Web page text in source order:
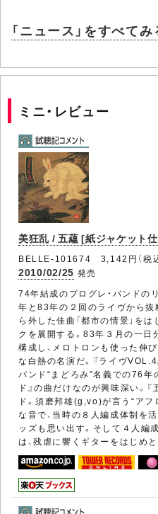
「ニュース」をすべて
ミニ・レビュー
美狂乱 / 五蘊 [紙ジャケット
BELLE-101674 3,142円（税込
2010/02/25 発売
74年結成のプログレ・バンドの
年と83年の２回のライヴから抜
ら外した佳曲「都市の情景」を
クを展開する。83年３月の一日
構成し、メロトロンも使った伸
な白熱の名演だ。『ライヴVOL.4
バンド“まどろみ”名義での76年
ド』の曲だけなのが興味深い。
ド。須磨邦雄(g,vo)が言う“アフ
な音で、当時の８人編成体制を
ッズも思い出す。そして４人編
は、残虐に響くギターをはじめ